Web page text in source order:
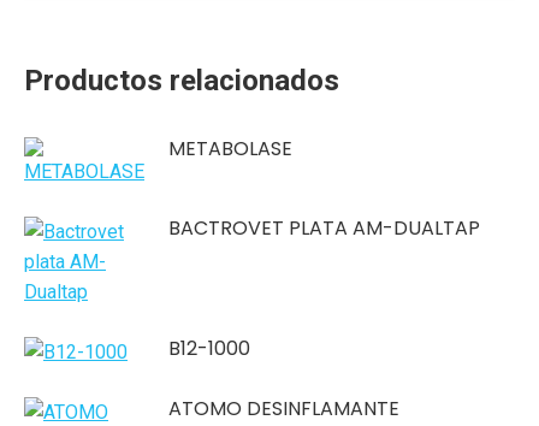
Productos relacionados
METABOLASE
BACTROVET PLATA AM-DUALTAP
B12-1000
ATOMO DESINFLAMANTE